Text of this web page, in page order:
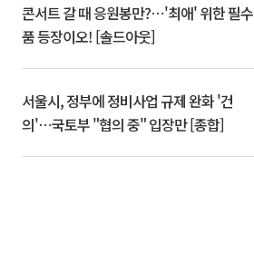
콘서트 갈 때 응원봉만?⋯'최애' 위한 필수
품 등장이오! [솔드아웃]
서울시, 정부에 정비사업 규제 완화 '건
의'⋯국토부 "협의 중" 입장만 [종합]